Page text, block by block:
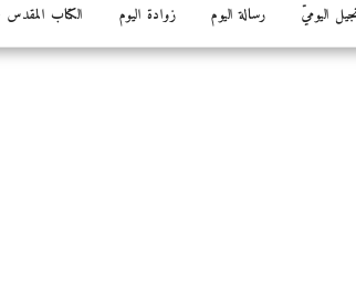
اليوميّ رسالة اليوم زوادة اليوم الكتاب المقدس